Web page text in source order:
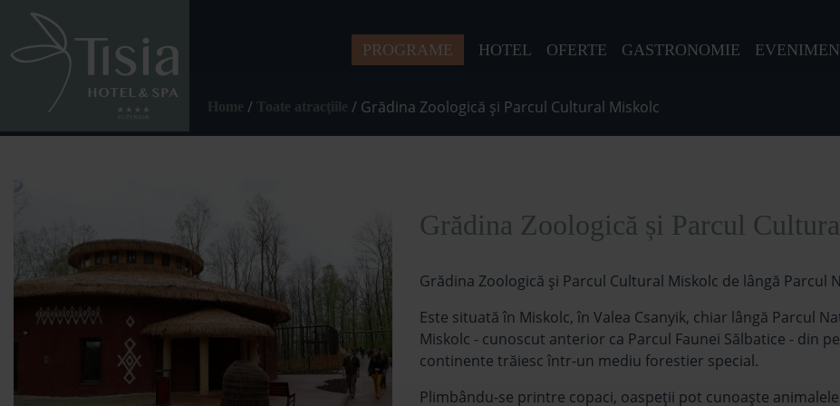
PROGRAME HOTEL OFERTE GASTRONOMIE
/ / Grădina Zoologică și Parcul Cultural Miskolc
Grădina Zoologică și Parcul
Grădina Zoologică și Parcul Cultural Miskolc de lângă Parcul
Este situată în Miskolc, în Valea Csanyik, chiar lângă Parcul
Miskolc - cunoscut anterior ca Parcul Faunei Sălbatice - din
continente trăiesc într-un mediu forestier special.
Plimbându-se printre copaci, oaspeții pot cunoaște